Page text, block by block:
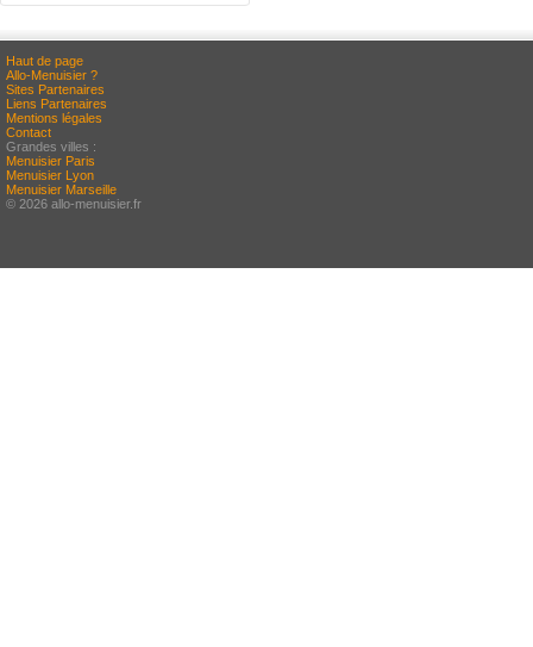
Haut de page
Allo-Menuisier ?
Sites Partenaires
Liens Partenaires
Mentions légales
Contact
Grandes villes :
Menuisier Paris
Menuisier Lyon
Menuisier Marseille
© 2026 allo-menuisier.fr